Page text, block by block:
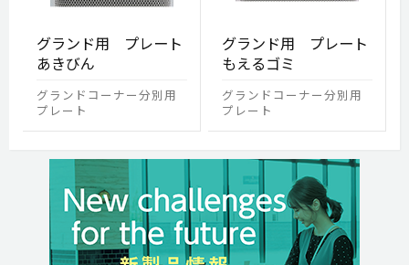
グランド用 プレート
あきびん
グランドコーナー分別用
プレート
グランド用 プレート
もえるゴミ
グランドコーナー分別用
プレート